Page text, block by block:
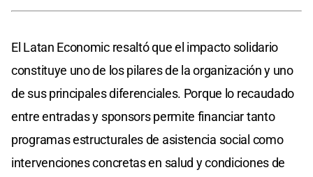
El Latan Economic resaltó que el impacto solidario
constituye uno de los pilares de la organización y uno
de sus principales diferenciales. Porque lo recaudado
entre entradas y sponsors permite financiar tanto
programas estructurales de asistencia social como
intervenciones concretas en salud y condiciones de